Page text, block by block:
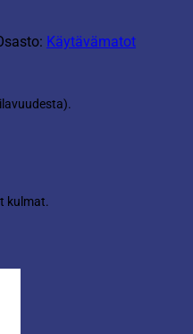
Käytävämatot
kulmat.